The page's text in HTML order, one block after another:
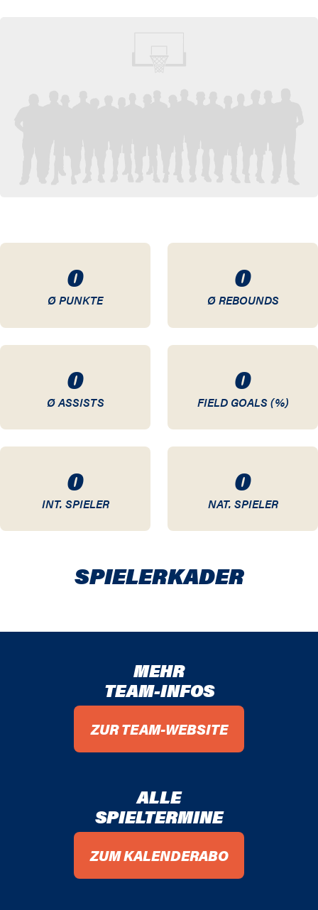
67 / 68
0
Ø PUNKTE
0
Ø REBOUNDS
0
Ø ASSISTS
0
FIELD GOALS (%)
0
INT. SPIELER
0
NAT. SPIELER
SPIELER­KADER
MEHR
TEAM-INFOS
ZUR TEAM-WEBSITE
ALLE
SPIELTERMINE
ZUM KALENDERABO